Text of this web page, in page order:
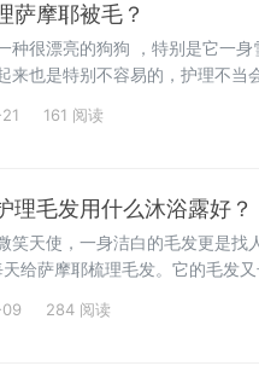
萨摩耶被毛？
种很漂亮的狗狗 ，特别是它一
来也是特别不容易的，护理不当
161 阅读
理毛发用什么沐浴露好？
笑天使，一身洁白的毛发更是找
天给萨摩耶梳理毛发。它的毛发
284 阅读